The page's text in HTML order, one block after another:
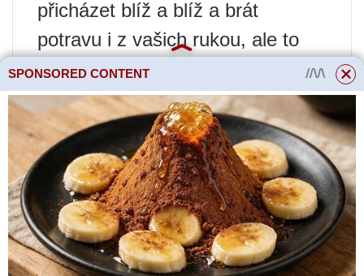
přicházet blíž a blíž a brát
potravu i z vašich rukou, ale to
vyžaduje nejen čas, ale také
správný směr, kterým se vaše
proběhne seznámení.
SPONSORED CONTENT